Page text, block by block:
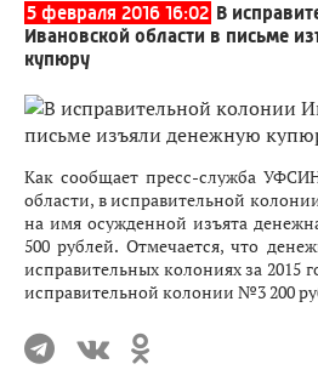
5 февраля 2016 16:02 В
Ивановской области в письме
купюру
Как сообщает пресс-служба
области, в исправительной
на имя осужденной изъята
500 рублей. Отмечается, что
исправительных колониях за 2015
исправительной колонии №3 200